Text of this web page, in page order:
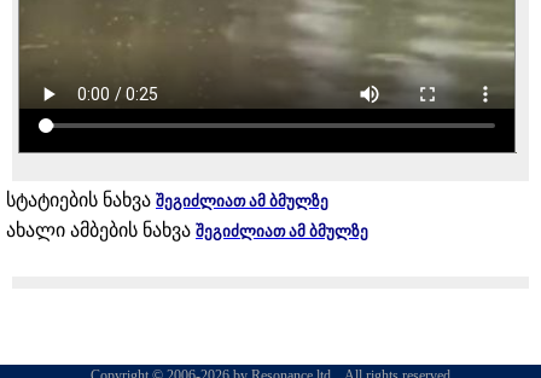
სტატიების ნახვა შეგიძლიათ ამ ბმულზე
ახალი ამბების ნახვა შეგიძლიათ ამ ბმულზე